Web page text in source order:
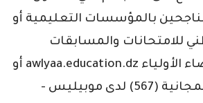
بالمؤسسات التعليمية أو
للامتحانات والمسابقات
bac.onec.dz أو فضاء الأولياء awlyaa.education.dz أو
الرسائل النصية المجانية (567) لدى موبيليس -